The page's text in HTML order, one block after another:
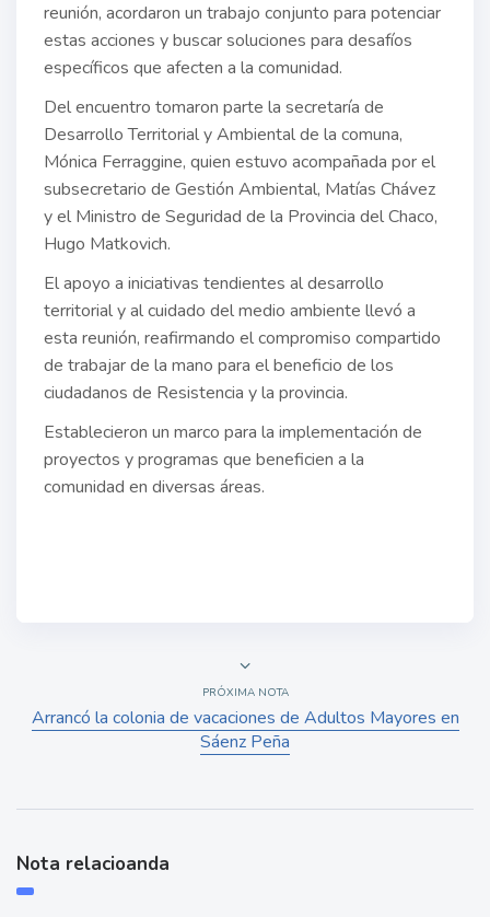
reunión, acordaron un trabajo conjunto para potenciar
estas acciones y buscar soluciones para desafíos
específicos que afecten a la comunidad.
Del encuentro tomaron parte la secretaría de
Desarrollo Territorial y Ambiental de la comuna,
Mónica Ferraggine, quien estuvo acompañada por el
subsecretario de Gestión Ambiental, Matías Chávez
y el Ministro de Seguridad de la Provincia del Chaco,
Hugo Matkovich.
El apoyo a iniciativas tendientes al desarrollo
territorial y al cuidado del medio ambiente llevó a
esta reunión, reafirmando el compromiso compartido
de trabajar de la mano para el beneficio de los
ciudadanos de Resistencia y la provincia.
Establecieron un marco para la implementación de
proyectos y programas que beneficien a la
comunidad en diversas áreas.
PRÓXIMA NOTA
Arrancó la colonia de vacaciones de Adultos Mayores en
Sáenz Peña
Nota relacioanda